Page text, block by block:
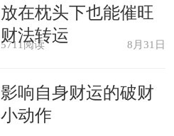
放在枕头下也能催旺
财法转运
5711阅读 8月31日
影响自身财运的破财
小动作